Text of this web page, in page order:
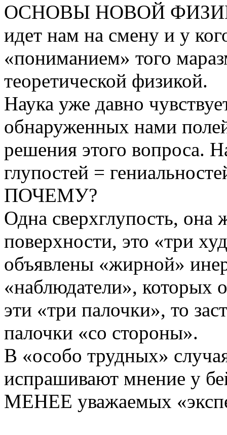
ОСНОВЫ НОВОЙ ФИЗИКИ
идет нам на смену и у
«пониманием» того
теоретической физикой.
Наука уже давно
обнаруженных нами
решения этого вопроса.
глупостей =
ПОЧЕМУ?
Одна сверхглупость, она
поверхности, это «три
объявлены «жирной»
«наблюдатели», которых
эти «три палочки», то
палочки «со стороны».
В «особо трудных»
испрашивают мнение у
МЕНЕЕ уважаемых